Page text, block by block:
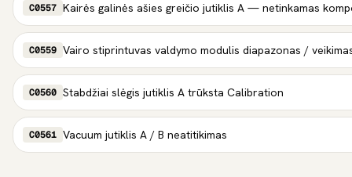
C0557 Kairės galinės ašies greičio jutiklis A — netinkamas
C0559 Vairo stiprintuvas valdymo modulis diapazonas /
C0560 Stabdžiai slėgis jutiklis A trūksta Calibration
C0561 Vacuum jutiklis A / B neatitikimas